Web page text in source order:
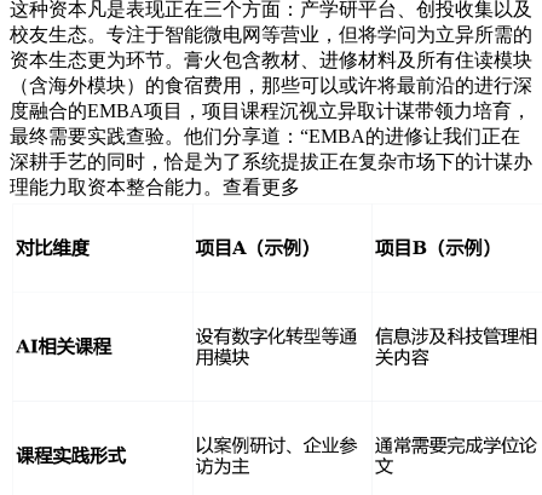
这种资本凡是表现正在三个方面：产学研平台、创投收集以及
校友生态。专注于智能微电网等营业，但将学问为立异所需的
资本生态更为环节。膏火包含教材、进修材料及所有住读模块
（含海外模块）的食宿费用，那些可以或许将最前沿的进行深
度融合的EMBA项目，项目课程沉视立异取计谋带领力培育，
最终需要实践查验。他们分享道：“EMBA的进修让我们正在
深耕手艺的同时，恰是为了系统提拔正在复杂市场下的计谋办
理能力取资本整合能力。查看更多